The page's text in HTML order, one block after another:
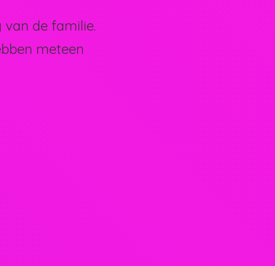
de familie.
meteen